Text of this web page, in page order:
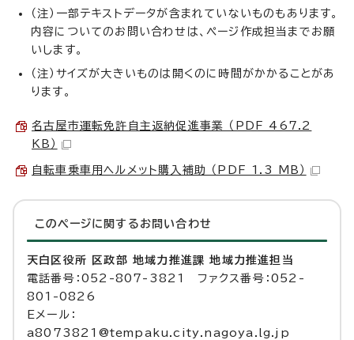
（注）一部テキストデータが含まれていないものもあります。
内容についてのお問い合わせは、ページ作成担当までお願
いします。
（注）サイズが大きいものは開くのに時間がかかることがあ
ります。
名古屋市運転免許自主返納促進事業 （PDF 467.2
KB）
自転車乗車用ヘルメット購入補助 （PDF 1.3 MB）
このページに関する お問い合わせ
天白区役所 区政部 地域力推進課 地域力推進担当
電話番号：052-807-3821 ファクス番号：052-
801-0826
Eメール：
a8073821@tempaku.city.nagoya.lg.jp